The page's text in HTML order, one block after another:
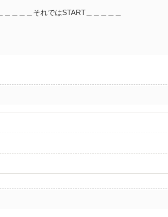
＿＿＿＿＿それではSTART＿＿＿＿＿